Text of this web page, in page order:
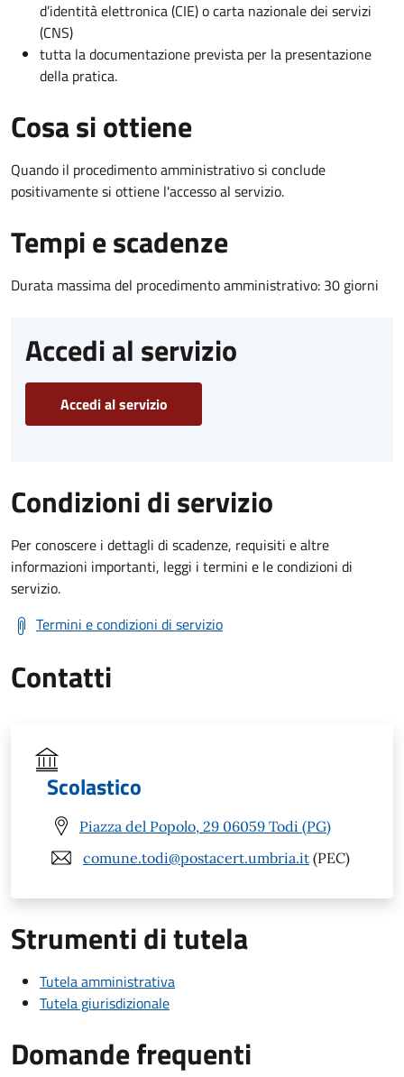
d’identità elettronica (CIE) o carta nazionale dei servizi
(CNS)
tutta la documentazione prevista per la presentazione
della pratica.
Cosa si ottiene
Quando il procedimento amministrativo si conclude
positivamente si ottiene l'accesso al servizio.
Tempi e scadenze
Durata massima del procedimento amministrativo: 30 giorni
Accedi al servizio
Accedi al servizio
Condizioni di servizio
Per conoscere i dettagli di scadenze, requisiti e altre
informazioni importanti, leggi i termini e le condizioni di
servizio.
Termini e condizioni di servizio
Contatti
Scolastico
Piazza del Popolo, 29 06059 Todi (PG)
comune.todi@postacert.umbria.it (PEC)
Strumenti di tutela
Tutela amministrativa
Tutela giurisdizionale
Domande frequenti